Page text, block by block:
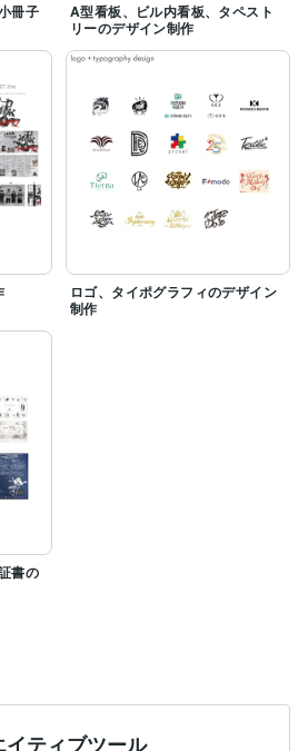
冊子
A型看板、ビル内看板、タペスト
リーのデザイン制作
ロゴ、タイポグラフィのデザイン
制作
書の
イティブツール